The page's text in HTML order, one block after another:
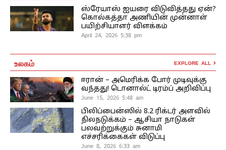
ஸ்ரேயாஸ் ஐயரை விடுவித்தது ஏன்?
கொல்கத்தா அணியின் முன்னாள்
பயிற்சியாளர் விளக்கம்
April 24, 2026 5:38 pm
உலகம் EXPLORE ALL
ஈரான் – அமெரிக்க போர் முடிவுக்கு
வந்தது! டொனால்ட் டிரம்ப் அறிவிப்பு
June 15, 2026 5:48 am
பிலிப்பைன்ஸில் 8.2 ரிக்டர் அளவில்
நிலநடுக்கம் – ஆசியா நாடுகள்
பலவற்றுக்கும் சுனாமி
எச்சரிக்கைகள் விடுப்பு
June 8, 2026 6:33 am